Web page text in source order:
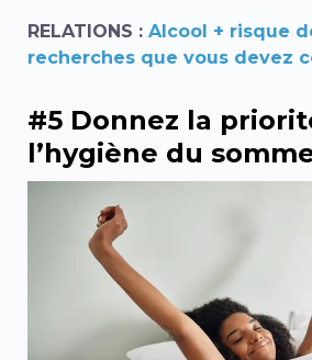
RELATIONS : Alcool + risque
recherches que vous devez
#5 Donnez la
l’hygiène du